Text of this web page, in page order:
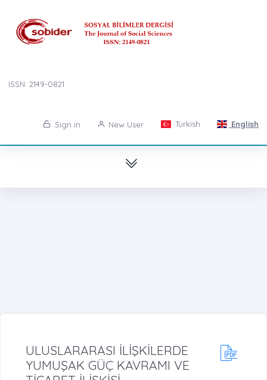
ISSN: 2149-0821
Sign in New User Turkish English
ULUSLARARASI İLİŞKİLERDE
YUMUŞAK GÜÇ KAVRAMI VE